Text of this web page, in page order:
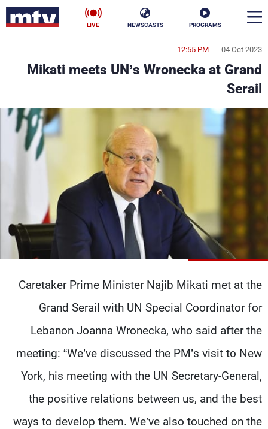
PROGRAMS
NEWSCASTS
LIVE
04 Oct 2023
12:55 PM
Mikati meets UN’s Wronecka at Grand
Serail
Caretaker Prime Minister Najib Mikati met at the
Grand Serail with UN Special Coordinator for
Lebanon Joanna Wronecka, who said after the
meeting: “We’ve discussed the PM’s visit to New
York, his meeting with the UN Secretary-General,
the positive relations between us, and the best
ways to develop them. We’ve also touched on the
en
الأخبار
سياسة ناس
إقتصاد فن
منوعات رياضة
كأس العالم
البرامج
شاهد البرامج
عن MTV
الإنـتـاج
وظائف
تواصل معنا
سياسة الخصوصية